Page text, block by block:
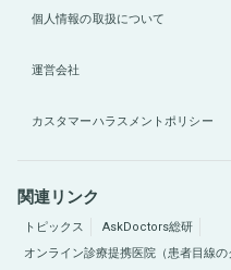
個人情報の取扱について
運営会社
カスタマーハラスメントポリシー
関連リンク
トピックス
AskDoctors総研
オンライン診療提携医院（患者目線の